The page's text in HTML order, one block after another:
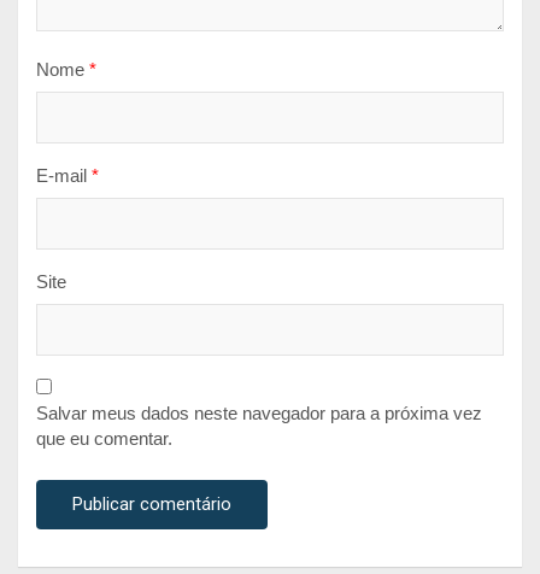
Nome *
E-mail *
Site
Salvar meus dados neste navegador para a próxima vez
que eu comentar.